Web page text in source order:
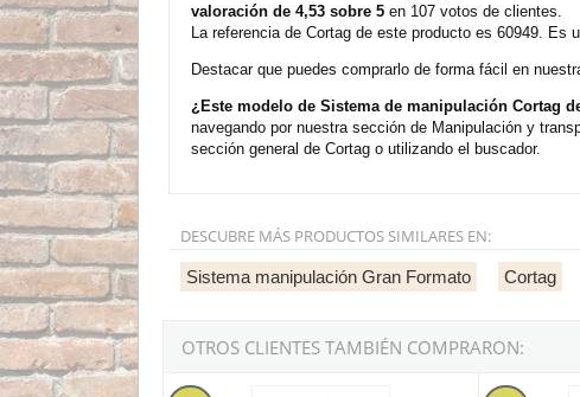
valoración de 4,53 sobre 5 en 107 votos de clientes.
La referencia de Cortag de este producto es 60949. Es
Destacar que puedes comprarlo de forma fácil en
¿Este modelo de Sistema de manipulación Cortag
navegando por nuestra sección de Manipulación y
sección general de Cortag o utilizando el buscador.
DESCUBRE MÁS PRODUCTOS SIMILARES EN:
Sistema manipulación Gran Formato Cortag
OTROS CLIENTES TAMBIÉN COMPRARON:
Sistema de manipulación Cortag Infinity C-180 de
Sistema